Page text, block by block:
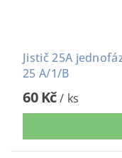
Jistič 25A
25 A/1/B
60 Kč/ ks